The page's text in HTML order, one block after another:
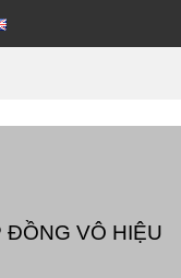
ĐỒNG VÔ HIỆU